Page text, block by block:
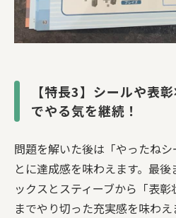
【特長3】シールや表
でやる気を継続！
問題を解いた後は「やったね
とに達成感を味わえます。最
ックスとスティーブから「表
までやり切った充実感を味わえ